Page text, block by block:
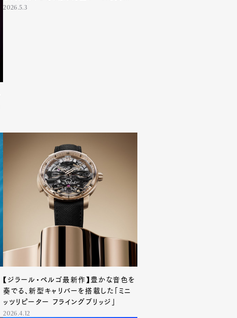
スペック
2026.5.3
【ジラール・ペルゴ最新作】豊かな音色を
奏でる、新型キャリバーを搭載した「ミニ
ッツリピーター フライングブリッジ」
2026.4.12